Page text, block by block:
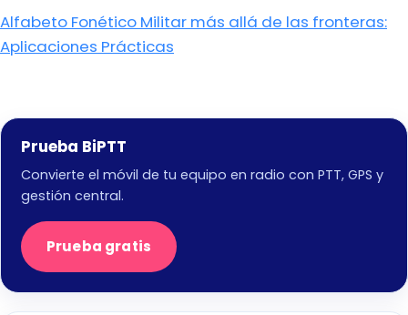
Alfabeto Fonético Militar más allá de las fronteras:
Aplicaciones Prácticas
Prueba BiPTT
Convierte el móvil de tu equipo en radio con PTT, GPS y
gestión central.
Prueba gratis